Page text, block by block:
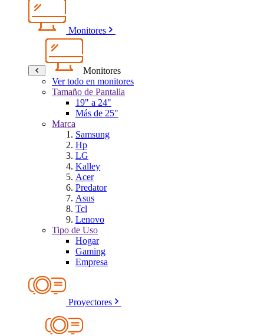
Monitores
Monitores
Ver todo en monitores
Tamaño de Pantalla
19" a 24"
Más de 25"
Marca
Samsung
Hp
LG
Kalley
Acer
Predator
Asus
Tcl
Lenovo
Tipo de Uso
Hogar
Gaming
Empresa
Proyectores